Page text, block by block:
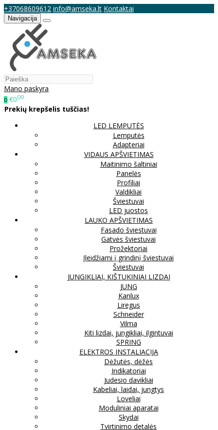
+37068609612 info@amseka.lt Kontaktai
Navigacija
Mano paskyra
0 €000
Prekių krepšelis tuščias!
LED LEMPUTĖS
Lemputės
Adapteriai
VIDAUS APŠVIETIMAS
Maitinimo šaltiniai
Panelės
Profiliai
Valdikliai
Šviestuvai
LED juostos
LAUKO APŠVIETIMAS
Fasado šviestuvai
Gatvės šviestuvai
Prožektoriai
Įleidžiami į grindinį šviestuvai
Šviestuvai
JUNGIKLIAI, KIŠTUKINIAI LIZDAI
JUNG
Kanlux
Liregus
Schneider
Vilma
Kiti lizdai, jungikliai, ilgintuvai
SPRING
ELEKTROS INSTALIACIJA
Dėžutės, dėžės
Indikatoriai
Judesio davikliai
Kabeliai, laidai, jungtys
Loveliai
Moduliniai aparatai
Skydai
Tvirtinimo detalės